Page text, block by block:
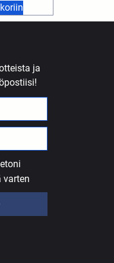
ja
varten